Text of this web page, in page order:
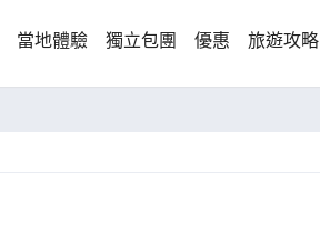
當地體驗 獨立包團 優惠 旅遊攻略